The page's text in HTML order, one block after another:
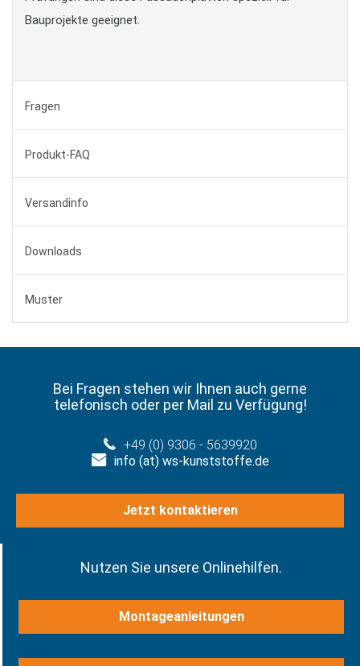
Bauprojekte geeignet.
Fragen
Produkt-FAQ
Versandinfo
Downloads
Muster
Bei Fragen stehen wir Ihnen auch gerne
telefonisch oder per Mail zu Verfügung!
+49 (0) 9306 - 5639920
info (at) ws-kunststoffe.de
Jetzt kontaktieren
Nutzen Sie unsere Onlinehilfen.
Montageanleitungen